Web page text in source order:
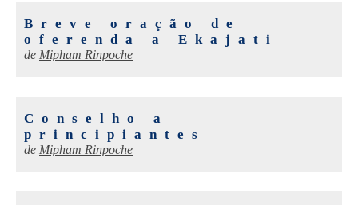
Breve oração de
oferenda a Ekajati
de Mipham Rinpoche
Conselho a
principiantes
de Mipham Rinpoche